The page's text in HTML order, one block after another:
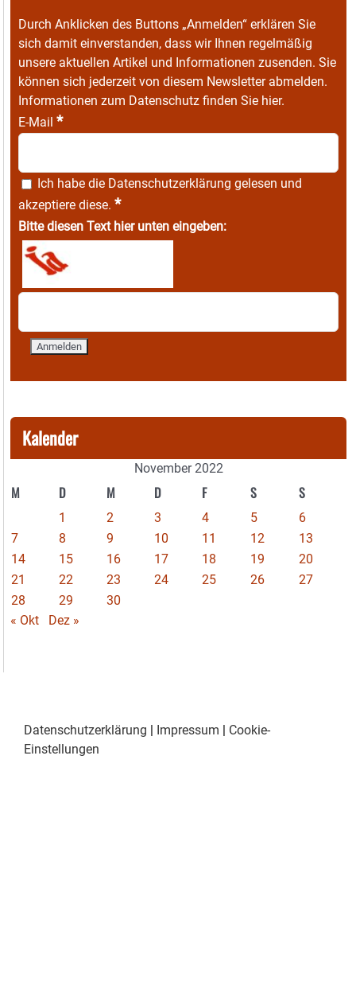
Durch Anklicken des Buttons „Anmelden“ erklären Sie
sich damit einverstanden, dass wir Ihnen regelmäßig
unsere aktuellen Artikel und Informationen zusenden. Sie
können sich jederzeit von diesem Newsletter abmelden.
Informationen zum Datenschutz finden Sie hier.
E-Mail *
Ich habe die Datenschutzerklärung gelesen und
akzeptiere diese. *
Bitte diesen Text hier unten eingeben:
Kalender
November 2022
M D M D F S S
1 2 3 4 5
6
7
8 9 10 11 12
13
14
15 16 17 18 19
20
21
22 23 24 25 26
27
28
29
30
« Okt
Dez »
Datenschutzerklärung Impressum
Cookie-
Einstellungen